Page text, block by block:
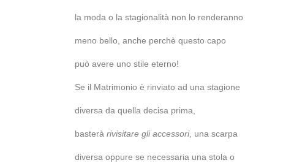
la moda o la stagionalità non lo renderanno
meno bello, anche perchè questo capo
può avere uno stile eterno!
Se il Matrimonio è rinviato ad una stagione
diversa da quella decisa prima,
basterà rivisitare gli accessori, una scarpa
diversa oppure se necessaria una stola o